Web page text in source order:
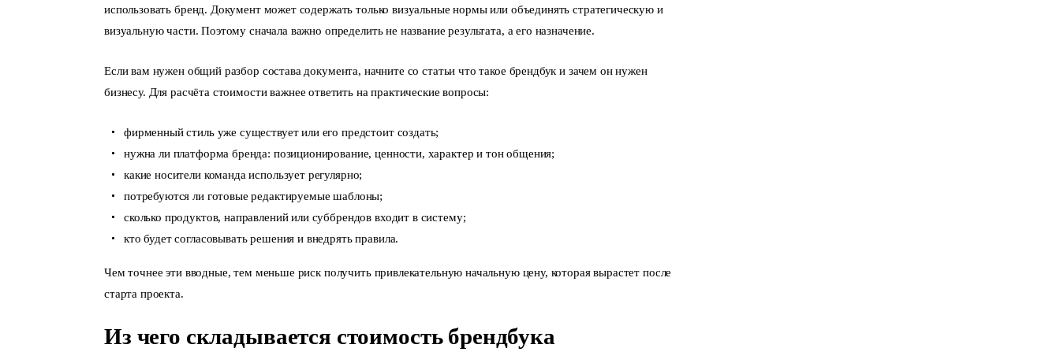
использовать бренд. Документ может содержать только визуальные нормы или объединять стратегическую и
визуальную части. Поэтому сначала важно определить не название результата, а его назначение.
Если вам нужен общий разбор состава документа, начните со статьичто такое брендбук и зачем он нужен
бизнесу. Для расчёта стоимости важнее ответить на практические вопросы:
фирменный стиль уже существует или его предстоит создать;
нужна ли платформа бренда: позиционирование, ценности, характер и тон общения;
какие носители команда использует регулярно;
потребуются ли готовые редактируемые шаблоны;
сколько продуктов, направлений или суббрендов входит в систему;
кто будет согласовывать решения и внедрять правила.
Чем точнее эти вводные, тем меньше риск получить привлекательную начальную цену, которая вырастет после
старта проекта.
Из чего складывается стоимость брендбука